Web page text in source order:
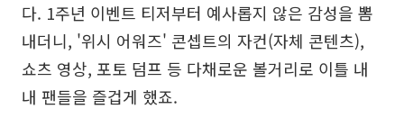
다. 1주년 이벤트 티저부터 예사롭지 않은 감성을 뽐
내더니, '위시 어워즈' 콘셉트의 자컨(자체 콘텐츠),
쇼츠 영상, 포토 덤프 등 다채로운 볼거리로 이틀 내
내 팬들을 즐겁게 했죠.